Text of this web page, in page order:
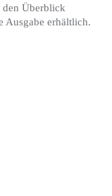
den Überblick
Ausgabe erhältlich.